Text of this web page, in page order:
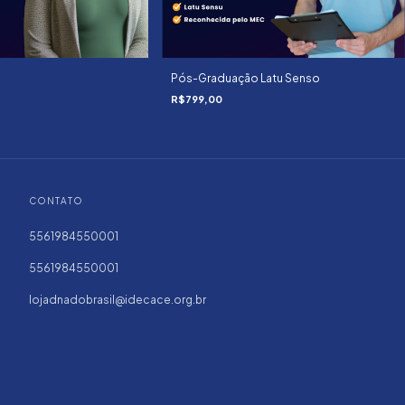
Pós-Graduação Latu Senso
R$799,00
CONTATO
5561984550001
5561984550001
lojadnadobrasil@idecace.org.br